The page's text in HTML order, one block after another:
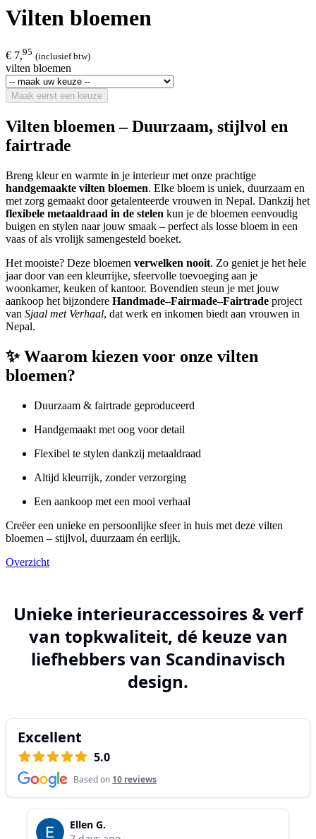
Vilten bloemen
€ 7,95 (inclusief btw)
vilten bloemen
Maak eerst een keuze
Vilten bloemen – Duurzaam, stijlvol en
fairtrade
Breng kleur en warmte in je interieur met onze prachtige
handgemaakte vilten bloemen. Elke bloem is uniek, duurzaam en
met zorg gemaakt door getalenteerde vrouwen in Nepal. Dankzij het
flexibele metaaldraad in de stelen kun je de bloemen eenvoudig
buigen en stylen naar jouw smaak – perfect als losse bloem in een
vaas of als vrolijk samengesteld boeket.
Het mooiste? Deze bloemen verwelken nooit. Zo geniet je het hele
jaar door van een kleurrijke, sfeervolle toevoeging aan je
woonkamer, keuken of kantoor. Bovendien steun je met jouw
aankoop het bijzondere Handmade–Fairmade–Fairtrade project
van Sjaal met Verhaal, dat werk en inkomen biedt aan vrouwen in
Nepal.
✨Waarom kiezen voor onze vilten
bloemen?
Duurzaam & fairtrade geproduceerd
Handgemaakt met oog voor detail
Flexibel te stylen dankzij metaaldraad
Altijd kleurrijk, zonder verzorging
Een aankoop met een mooi verhaal
Creëer een unieke en persoonlijke sfeer in huis met deze vilten
bloemen – stijlvol, duurzaam én eerlijk.
Overzicht